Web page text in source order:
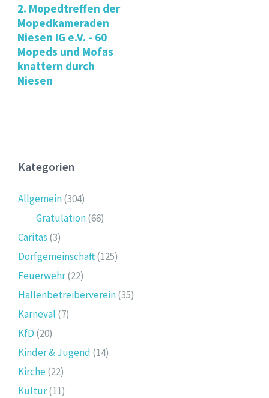
2. Mopedtreffen der
Mopedkameraden
Niesen IG e.V. - 60
Mopeds und Mofas
knattern durch
Niesen
Kategorien
Allgemein(304)
Gratulation(66)
Caritas (3)
Dorfgemeinschaft(125)
Feuerwehr(22)
Hallenbetreiberverein(35)
Karneval (7)
KfD (20)
Kinder & Jugend (14)
Kirche(22)
Kultur(11)